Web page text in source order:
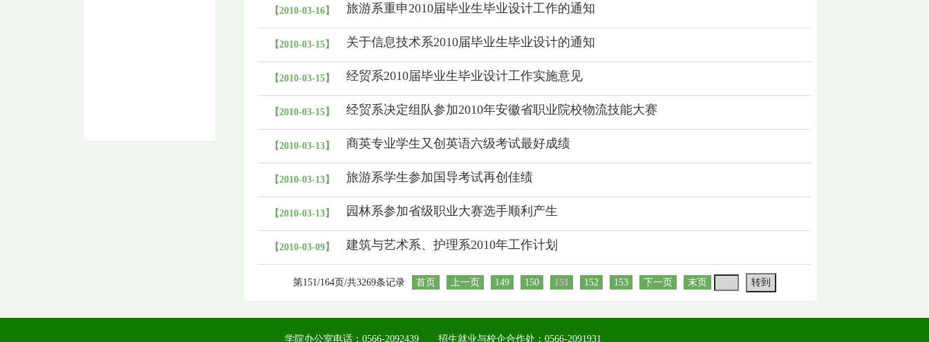
【2010-03-16】 旅游系重申2010届毕业生毕业设计工作的通知
【2010-03-15】 关于信息技术系2010届毕业生毕业设计的通知
【2010-03-15】 经贸系2010届毕业生毕业设计工作实施意见
【2010-03-15】 经贸系决定组队参加2010年安徽省职业院校物流技能大赛
【2010-03-13】 商英专业学生又创英语六级考试最好成绩
【2010-03-13】 旅游系学生参加国导考试再创佳绩
【2010-03-13】 园林系参加省级职业大赛选手顺利产生
【2010-03-09】 建筑与艺术系、护理系2010年工作计划
第151/164页/共3269条记录 首页 上一页 149 150 151 152 153 下一页 末页
学院办公室电话：0566-2092439 招生就业与校企合作处：0566-2091931